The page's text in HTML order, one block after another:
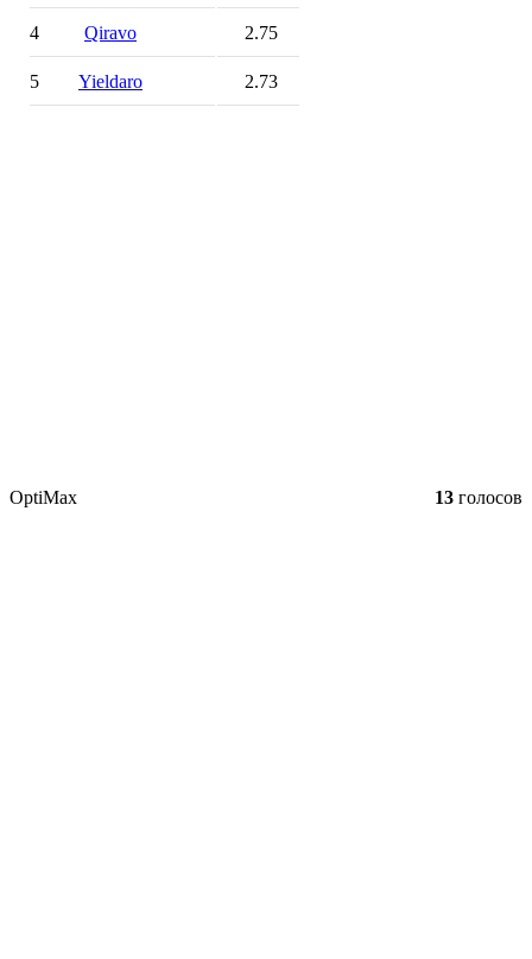
4 Qiravo 2.75
5 Yieldaro 2.73
OptiMax 13 голосов